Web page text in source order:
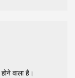
वाला है।